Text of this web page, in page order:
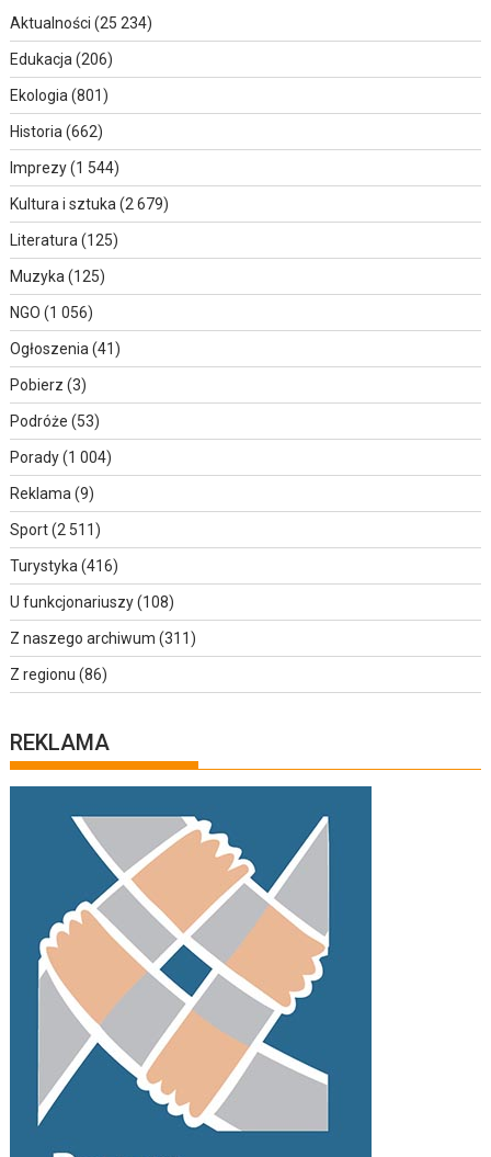
Aktualności (25 234)
Edukacja(206)
Ekologia(801)
Historia(662)
Imprezy(1 544)
Kultura i sztuka(2 679)
Literatura(125)
Muzyka(125)
NGO (1 056)
Ogłoszenia(41)
Pobierz (3)
Podróże (53)
Porady(1 004)
Reklama(9)
Sport(2 511)
Turystyka(416)
U funkcjonariuszy(108)
Z naszego archiwum (311)
Z regionu (86)
REKLAMA